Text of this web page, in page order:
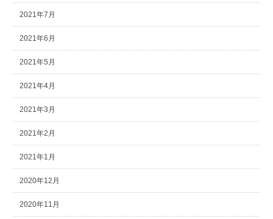
2021年7月
2021年6月
2021年5月
2021年4月
2021年3月
2021年2月
2021年1月
2020年12月
2020年11月